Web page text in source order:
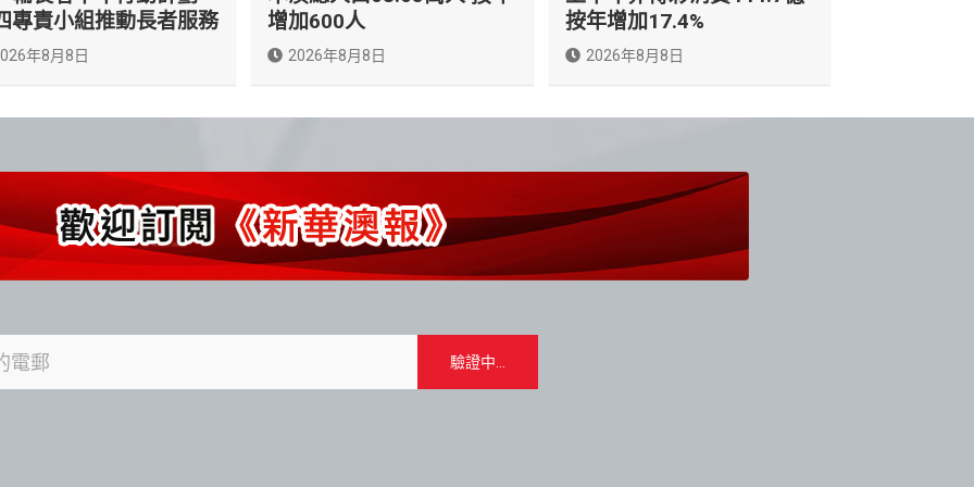
專責小組推動長者服務
年8月8日
增加600人
2026年8月8日
按年增加17.4%
2026年8月8日